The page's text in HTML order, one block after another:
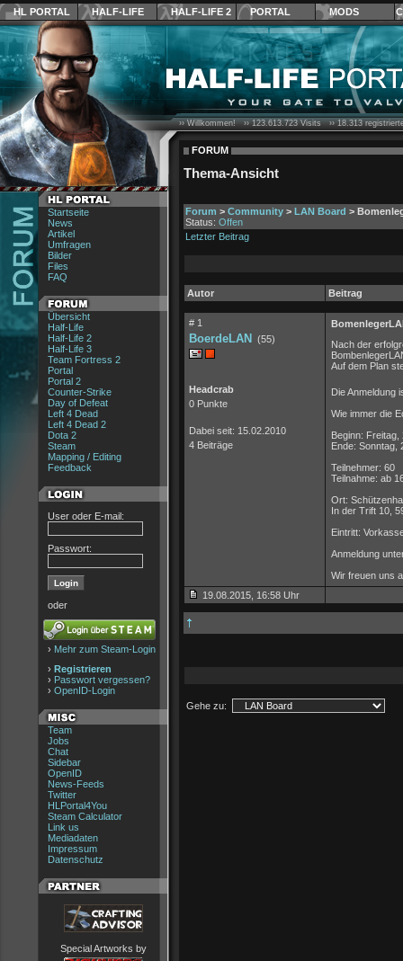
HL PORTAL HALF-LIFE HALF-LIFE 2 PORTAL MODS
Startseite
News
Artikel
Umfragen
Bilder
Files
FAQ
Übersicht
Half-Life
Half-Life 2
Half-Life 3
Team Fortress 2
Portal
Portal 2
Counter-Strike
Day of Defeat
Left 4 Dead
Left 4 Dead 2
Dota 2
Steam
Mapping / Editing
Feedback
User oder E-mail:
Passwort:
oder
› Mehr zum Steam-Login
› Registrieren
› Passwort vergessen?
› OpenID-Login
Team
Jobs
Chat
Sidebar
OpenID
News-Feeds
Twitter
HLPortal4You
Steam Calculator
Link us
Mediadaten
Impressum
Datenschutz
Special Artworks by
›› Willkommen! ››123.613.723Visits ››18.313
FORUM
Thema-Ansicht
Forum > Community > LAN Board >
Status: Offen
Letzter Beitrag
Autor Beitrag
# 1
BoerdeLAN (55)
Headcrab
0 Punkte
Dabei seit: 15.02.2010
4 Beiträge
Nach der
Auf dem Plan
Die Anmeldung
Wie immer die
Beginn:
Ende: Sonntag,
Teilnehmer: 60
Teilnahme: ab
Ort:
In der Trift 10,
Eintritt:
Anmeldung
Wir freuen uns
19.08.2015, 16:58 Uhr
Gehe zu: